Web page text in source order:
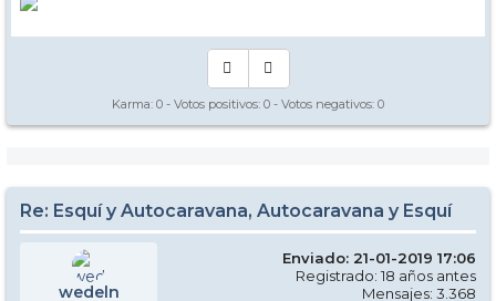
Karma: 0 - Votos positivos: 0 - Votos negativos: 0
Re: Esquí y Autocaravana, Autocaravana y Esquí
wedeln
Enviado: 21-01-2019 17:06
Registrado: 18 años antes
Mensajes: 3.368